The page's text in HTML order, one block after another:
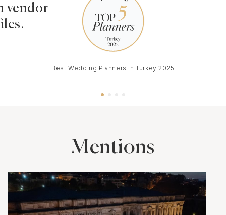
vendor
Best Wedding Planners in Turkey 2025
Mentions